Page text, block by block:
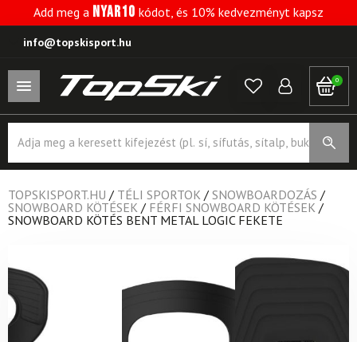
Add meg a NYAR10 kódot, és 10% kedvezményt kapsz
info@topskisport.hu
0
search
TOPSKISPORT.HU / TÉLI SPORTOK / SNOWBOARDOZÁS /
SNOWBOARD KÖTÉSEK / FÉRFI SNOWBOARD KÖTÉSEK /
SNOWBOARD KÖTÉS BENT METAL LOGIC FEKETE